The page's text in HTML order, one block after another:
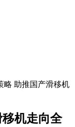
略 助推国产滑移机
机走向全